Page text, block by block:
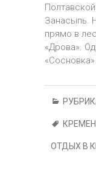
Занасыпь.
прямо в
«Дрова».
ОТДЫХ В